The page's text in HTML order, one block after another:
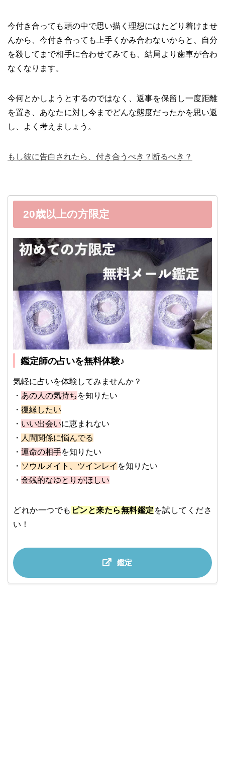
今付き合っても頭の中で思い描く理想にはたどり着けませ
んから、今付き合っても上手くかみ合わないからと、自分
を殺してまで相手に合わせてみても、結局より歯車が合わ
なくなります。
今何とかしようとするのではなく、返事を保留し一度距離
を置き、あなたに対し今までどんな態度だったかを思い返
し、よく考えましょう。
もし彼に告白されたら、付き合うべき？断るべき？
20歳以上の方限定
鑑定師の占いを無料体験♪
気軽に占いを体験してみませんか？
・ あの人の気持ち を知りたい
・ 復縁したい
・ いい出会いに恵まれない
・ 人間関係に悩んでる
・ 運命の相手を知りたい
・ ソウルメイト、ツインレイ を知りたい
・ 金銭的なゆとりがほしい
どれか一つでも ピンと来たら無料鑑定 を試してくださ
い！
鑑定